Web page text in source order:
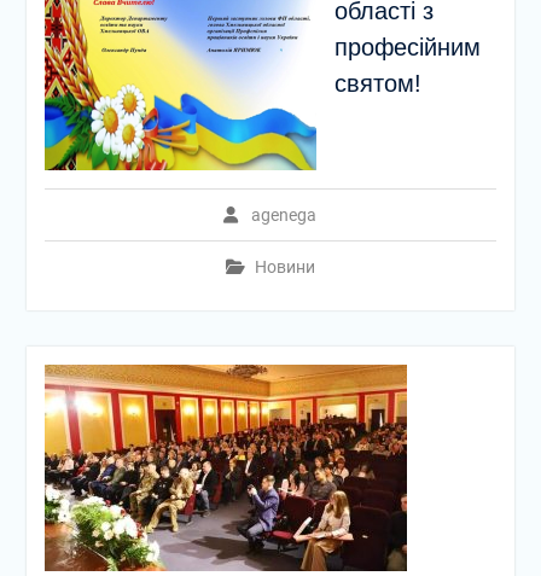
області з
професійним
святом!
agenega
Новини